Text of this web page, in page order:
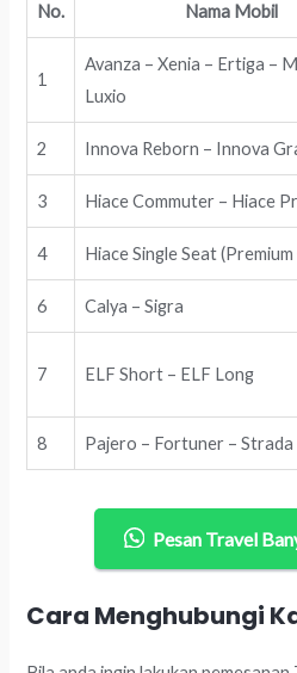
No. Nama Mobil
1
Avanza – Xenia – Ertiga –
Luxio
2 Innova Reborn – Innova
3 Hiace Commuter – Hiace
4 Hiace Single Seat (Premium
6 Calya – Sigra
7 ELF Short – ELF Long
8 Pajero – Fortuner – Strada
Pesan Travel
Cara Menghubungi